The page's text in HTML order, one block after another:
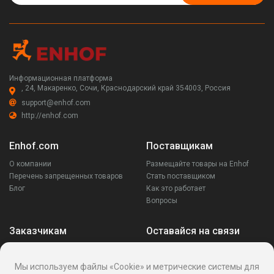
Информационная платформа
, 24, Макаренко, Сочи, Краснодарский край 354003, Россия
support@enhof.com
http://enhof.com
Enhof.com
О компании
Перечень запрещенных товаров
Блог
Поставщикам
Размещайте товары на Enhof
Стать поставщиком
Как это работает
Вопросы
Заказчикам Оставайся на связи
Мы используем файлы «Cookie» и метрические системы для